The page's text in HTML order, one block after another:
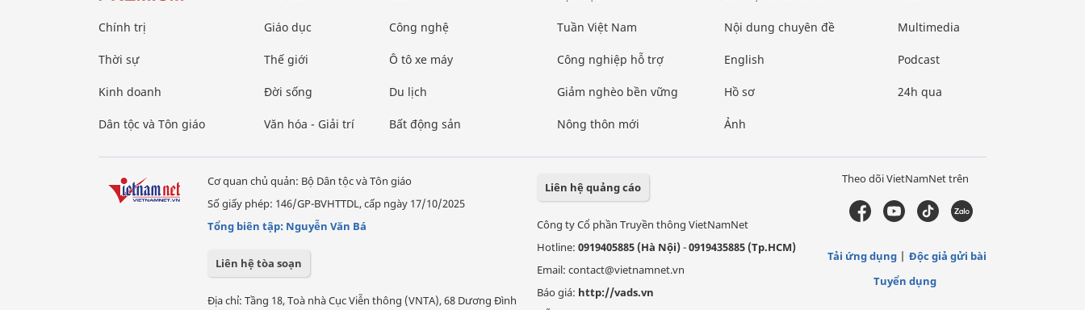
Chính trị
Thời sự
Kinh doanh
Dân tộc và Tôn giáo
Giáo dục
Thế giới
Đời sống
Văn hóa - Giải trí
Công nghệ
Ô tô xe máy
Du lịch
Bất động sản
Tuần Việt Nam
Công nghiệp hỗ trợ
Giảm nghèo bền vững
Nông thôn mới
Nội dung chuyên đề
English
Hồ sơ
Ảnh
Multimedia
Podcast
24h qua
Cơ quan chủ quản: Bộ Dân tộc và Tôn giáo
Số giấy phép: 146/GP-BVHTTDL, cấp ngày 17/10/2025
Tổng biên tập: Nguyễn Văn Bá
Liên hệ tòa soạn
Địa chỉ: Tầng 18, Toà nhà Cục Viễn thông (VNTA), 68 Dương Đình
Liên hệ quảng cáo
Công ty Cổ phần Truyền thông VietNamNet
Hotline: 0919405885 (Hà Nội)-0919435885 (Tp.HCM)
Email: contact@vietnamnet.vn
Báo giá: http://vads.vn
Theo dõi VietNamNet trên
Tải ứng dụng
Độc giả gửi bài
Tuyển dụng